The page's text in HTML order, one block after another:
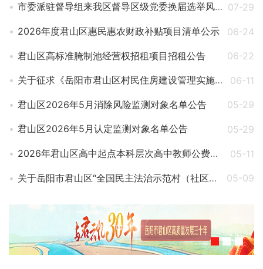
市委派驻督导组来我区督导区级党委换届选举风气 07-29
2026年度君山区惠民惠农财政补贴项目清单公示 06-24
君山区高标准腌制池经营权招租项目招租公告 06-22
关于征求《岳阳市君山区村民住房建设管理实施细则》（听证稿）意见的听证会公告 06-11
君山区2026年5月消除风险监测对象名单公告 05-29
君山区2026年5月认定监测对象名单公告 05-29
2026年君山区高中起点本科层次高中教师公费定向师范生招生工作实施方案 05-11
关于岳阳市君山区“全国民主法治示范村（社区）”初核结果的公示 05-09